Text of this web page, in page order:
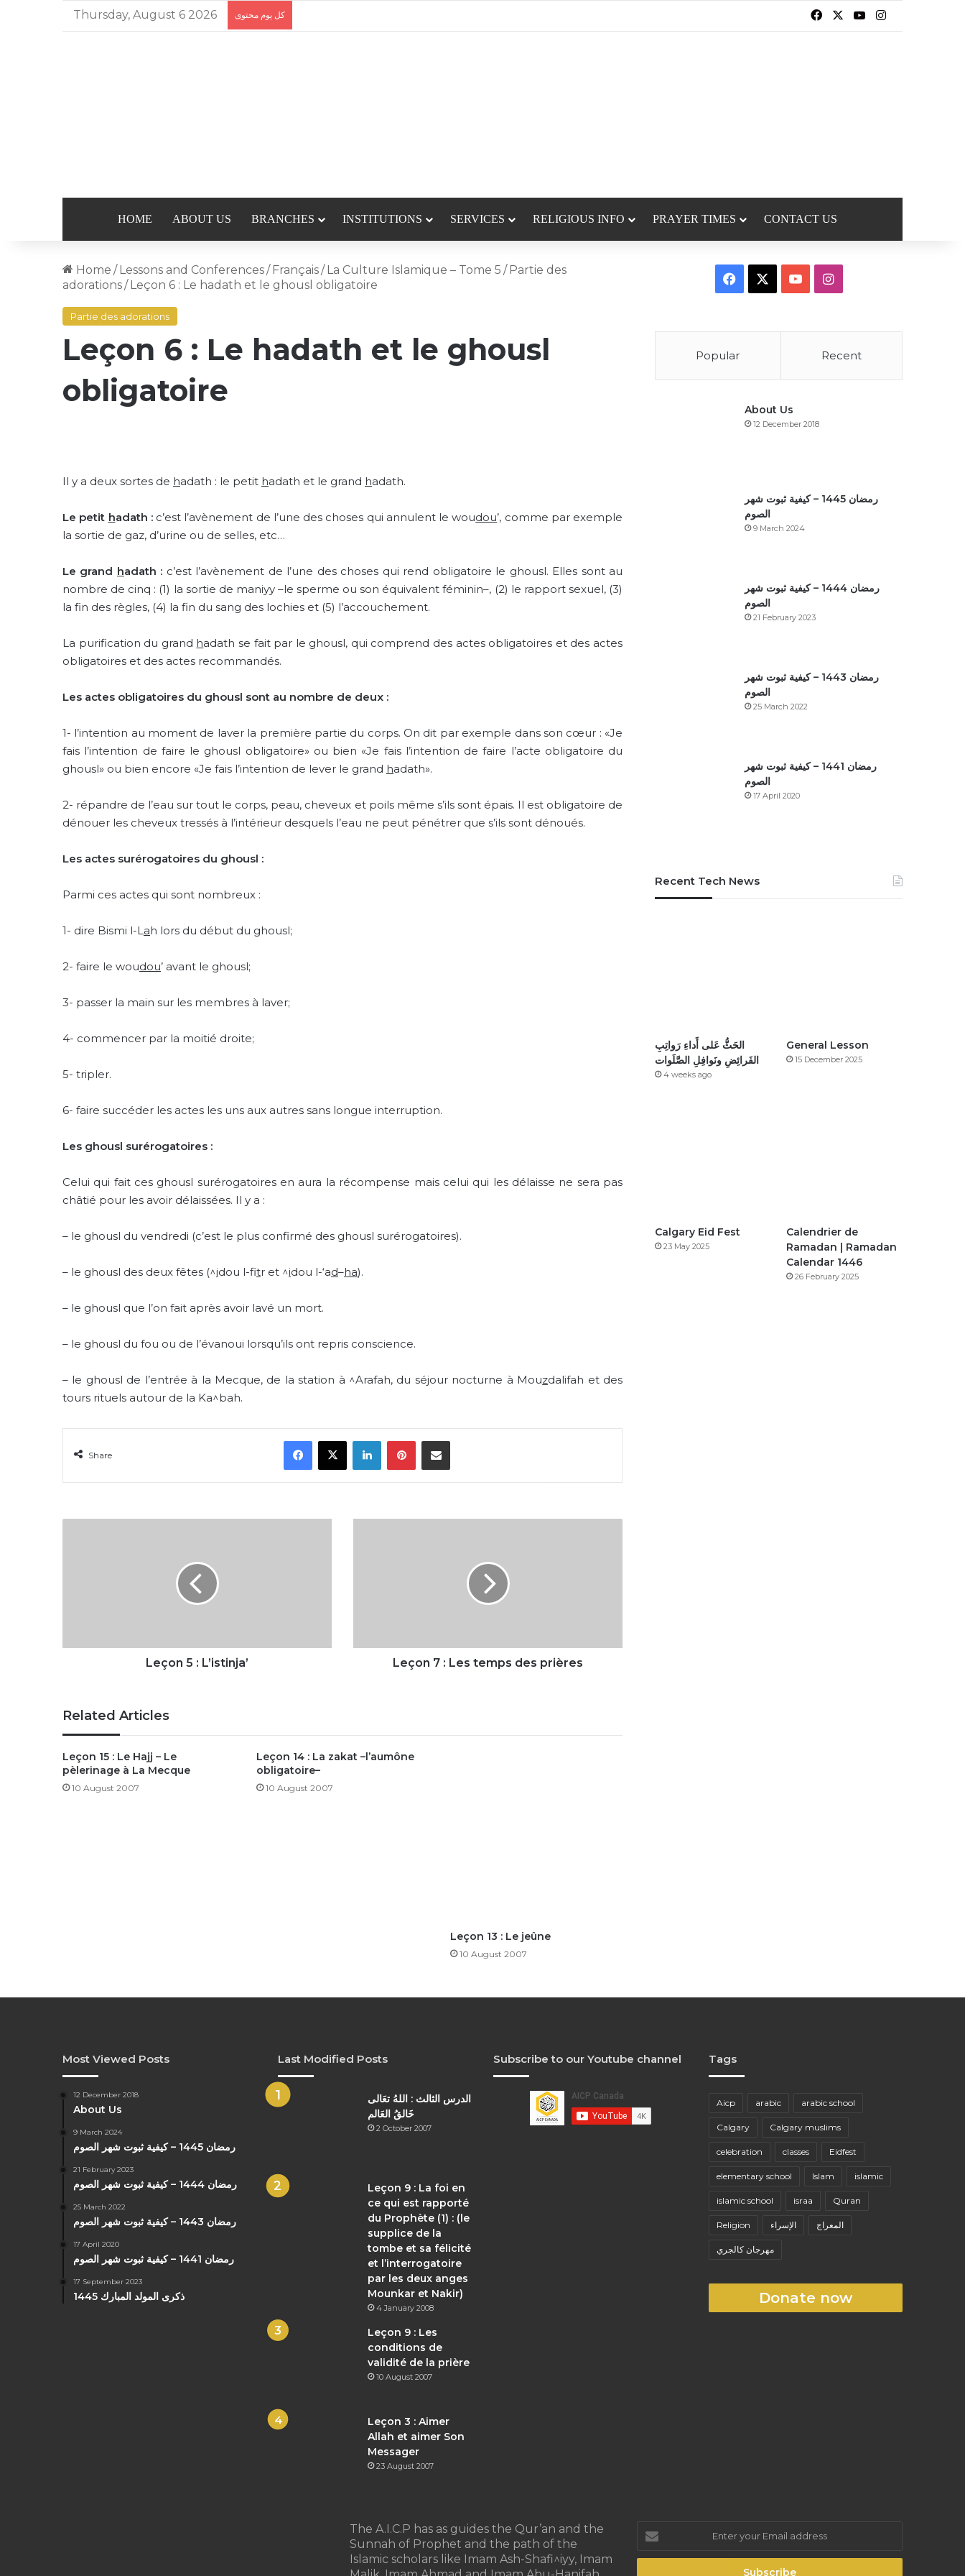
Thursday, August 6 2026 كل يوم محتوى FacebookYouTube
Instagram
HOME ABOUT US BRANCHES INSTITUTIONS SERVICES RELIGIOUS INFO PRAYER TIMES CONTACT US
Home / Lessons and Conferences/ Français/ La Culture Islamique – Tome 5 / Partie des
adorations/ Leçon 6 : Le hadath et le ghousl obligatoire
Partie des adorations
Leçon 6 : Le hadath et le ghousl
obligatoire
Il y a deux sortes de hadath : le petit hadath et le grand hadath.
Le petit hadath : c’est l’avènement de l’une des choses qui annulent le woudou’, comme par exemple
la sortie de gaz, d’urine ou de selles, etc…
Le grand hadath : c’est l’avènement de l’une des choses qui rend obligatoire le ghousl. Elles sont au
nombre de cinq : (1) la sortie de maniyy –le sperme ou son équivalent féminin–, (2) le rapport sexuel, (3)
la fin des règles, (4) la fin du sang des lochies et (5) l’accouchement.
La purification du grand hadath se fait par le ghousl, qui comprend des actes obligatoires et des actes
obligatoires et des actes recommandés.
Les actes obligatoires du ghousl sont au nombre de deux :
1- l’intention au moment de laver la première partie du corps. On dit par exemple dans son cœur : «Je
fais l’intention de faire le ghousl obligatoire» ou bien «Je fais l’intention de faire l’acte obligatoire du
ghousl» ou bien encore «Je fais l’intention de lever le grand hadath».
2- répandre de l’eau sur tout le corps, peau, cheveux et poils même s’ils sont épais. Il est obligatoire de
dénouer les cheveux tressés à l’intérieur desquels l’eau ne peut pénétrer que s’ils sont dénoués.
Les actes surérogatoires du ghousl :
Parmi ces actes qui sont nombreux :
1- dire Bismi l-Lah lors du début du ghousl;
2- faire le woudou’ avant le ghousl;
3- passer la main sur les membres à laver;
4- commencer par la moitié droite;
5- tripler.
6- faire succéder les actes les uns aux autres sans longue interruption.
Les ghousl surérogatoires :
Celui qui fait ces ghousl surérogatoires en aura la récompense mais celui qui les délaisse ne sera pas
châtié pour les avoir délaissées. Il y a :
– le ghousl du vendredi (c’est le plus confirmé des ghousl surérogatoires).
– le ghousl des deux fêtes (^idou l-fitr et ^idou l-‘ad–ha).
– le ghousl que l’on fait après avoir lavé un mort.
– le ghousl du fou ou de l’évanoui lorsqu’ils ont repris conscience.
– le ghousl de l’entrée à la Mecque, de la station à ^Arafah, du séjour nocturne à Mouzdalifah et des
tours rituels autour de la Ka^bah.
Share
Facebook
X LinkedInPinterestShare via Email
Leçon 5 : L’istinja’ Leçon 7 : Les temps des prières
Related Articles
Leçon 15 : Le Hajj – Le
pèlerinage à La Mecque
10 August 2007
Leçon 14 : La zakat –l’aumône
obligatoire–
10 August 2007
Leçon 13 : Le jeûne
10 August 2007
FacebookYouTubeInstagram
Popular Recent
About Us
12 December 2018
رمضان 1445 – كيفية ثبوت شهر
الصوم
9 March 2024
رمضان 1444 – كيفية ثبوت شهر
الصوم
21 February 2023
رمضان 1443 – كيفية ثبوت شهر
الصوم
25 March 2022
رمضان 1441 – كيفية ثبوت شهر
الصوم
17 April 2020
Recent Tech News
الحَثُّ عَلى أَداءِ رَواتِبِ
الفَرائِضِ ونَوافِلِ الصَّلَوات
4 weeks ago
General Lesson
15 December 2025
Calgary Eid Fest
23 May 2025
Calendrier de
Ramadan | Ramadan
Calendar 1446
26 February 2025
Most Viewed Posts
12 December 2018
About Us
9 March 2024
رمضان 1445 – كيفية ثبوت شهر الصوم
21 February 2023
رمضان 1444 – كيفية ثبوت شهر الصوم
25 March 2022
رمضان 1443 – كيفية ثبوت شهر الصوم
17 April 2020
رمضان 1441 – كيفية ثبوت شهر الصوم
17 September 2023
ذكرى المولد المبارك 1445
Last Modified Posts
الدرس الثالث : اللهُ تعَالى
خَالقُ العَالم
2 October 2007
Leçon 9 : La foi en
ce qui est rapporté
du Prophète (1) : (le
supplice de la
tombe et sa félicité
et l’interrogatoire
par les deux anges
Mounkar et Nakir)
4 January 2008
Leçon 9 : Les
conditions de
validité de la prière
10 August 2007
Leçon 3 : Aimer
Allah et aimer Son
Messager
23 August 2007
Subscribe to our Youtube channel Tags
Aicp arabic arabic school
Calgary Calgary muslims
celebration classes Eidfest
elementary school Islam islamic
islamic school israa Quran
Religion الإسراء المعراج
مهرجان كالجري
Donate now
The A.I.C.P has as guides the Qur’an and the
Sunnah of Prophet and the path of the
Islamic scholars like Imam Ash-Shafi^iyy, Imam
Enter
your
Email